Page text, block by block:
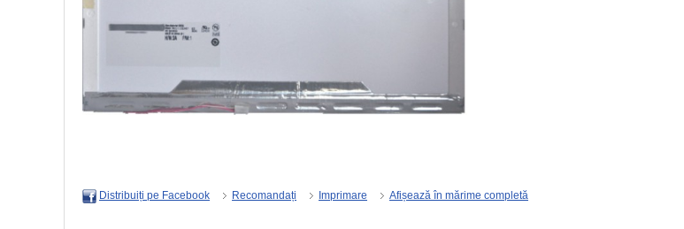
Distribuiți pe Facebook Recomandați Imprimare Afișează în mărime completă